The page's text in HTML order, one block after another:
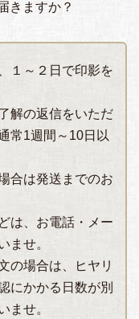
きますか？
１～２日で印影を
解の返信をいただ
常1週間～10日以
合は発送までのお
は、お電話・メー
ませ。
の場合は、ヒヤリ
にかかる日数が別
ませ。